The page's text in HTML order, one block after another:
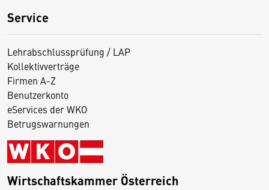
Service
Lehrabschlussprüfung / LAP
Kollektivverträge
Firmen A-Z
Benutzerkonto
eServices der WKO
Betrugswarnungen
Wirtschaftskammer Österreich